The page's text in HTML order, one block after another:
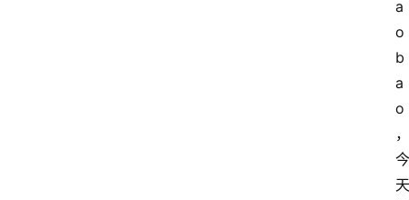
a
o
b
a
o
，
今
天